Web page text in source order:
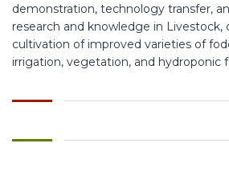
demonstration, technology transfer,
research and knowledge in Livestock,
cultivation of improved varieties of
irrigation, vegetation, and hydroponic